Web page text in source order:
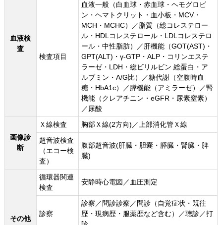
血液検
査
検査項目
血液一般（白血球・赤血球・ヘモグロビ
ン・ヘマトクリット・血小板・MCV・
MCH・MCHC）／脂質（総コレステロー
ル・HDLコレステロール・LDLコレステロ
ール・中性脂肪）／肝機能（GOT(AST)・
GPT(ALT)・γ-GTP・ALP・コリンエステ
ラーゼ・LDH・総ビリルビン 総蛋白・ア
ルブミン・A/G比）／糖代謝（空腹時血
糖・HbA1c）／膵機能（アミラーゼ）／腎
機能（クレアチニン・eGFR・尿素窒素）
／尿酸
画像診
断
Ｘ線検査
胸部Ｘ線(2方向)／上部消化管Ｘ線
超音波検査
（エコー検
査）
腹部超音波(肝臓・胆嚢・膵臓・腎臓・脾
臓)
その他
循環器関連
検査
安静時心電図／血圧測定
診察
診察／問診診察／問診（自覚症状・既往
歴・現病歴・服薬歴など含む）／聴診／打